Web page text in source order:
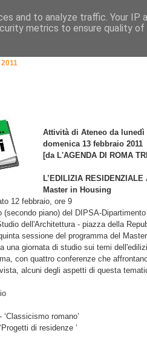
Attività di Ateneo da lunedì
domenica 13 febbraio 2011
[da L'AGENDA DI ROMA
L’EDILIZIA RESIDENZIALE
Master in Housing
12 febbraio, ore 9
(secondo piano) del DIPSA-Dipartimento
dell'Architettura - piazza della
sessione del programma del
una giornata di studio sui temi
con quattro conferenze che
alcuni degli aspetti di questa
romano’
di residenze ‘
and to analyze traffic. Your IP
metrics to ensure quality of